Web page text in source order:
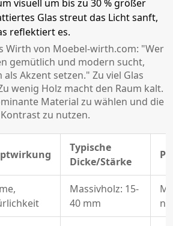
visuell um bis zu 30 % größer
Glas streut das Licht sanft,
reflektiert es.
Wirth von Moebel-wirth.com: "Wer
gemütlich und modern sucht,
Akzent setzen." Zu viel Glas
wenig Holz macht den Raum kalt.
Material zu wählen und die
zu nutzen.
Typische
Dicke/Stärke
Massivholz: 15-
40 mm